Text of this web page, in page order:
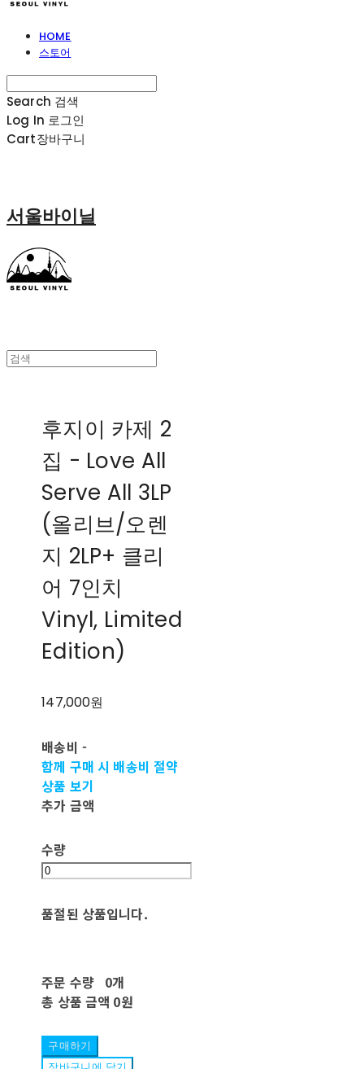
HOME
스토어
Search 검색
Log In 로그인
Cart장바구니
서울바이닐
후지이 카제 2
집 - Love All
Serve All 3LP
(올리브/오렌
지 2LP+ 클리
어 7인치
Vinyl, Limited
Edition)
147,000원
배송비 -
함께 구매 시 배송비 절약
상품 보기
추가 금액
수량
품절된 상품입니다.
주문 수량 0개
총 상품 금액 0원
구매하기